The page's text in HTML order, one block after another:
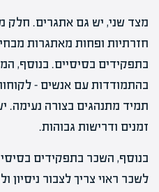
מצד שני, יש גם אתגרים. חלק
חזרתיות ופחות מאתגרות
בתפקידים בסיסיים. בנוסף,
בהתמודדות עם אנשים –
תמיד מתנהגים בצורה נעימה.
זמנים ודרישות גבוהות.
בנוסף, השכר בתפקידים
לשכר ראוי צריך לצבור